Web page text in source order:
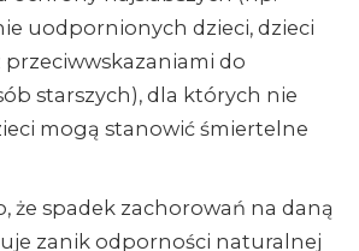
uodpornionych dzieci, dzieci
przeciwwskazaniami do
starszych), dla których nie
mogą stanowić śmiertelne
że spadek zachorowań na daną
zanik odporności naturalnej